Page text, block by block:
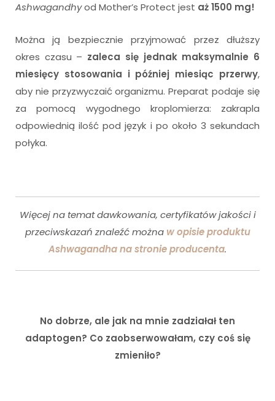
Ashwagandhyod Mother’s Protect jest aż 1500 mg!
Można ją bezpiecznie przyjmować przez dłuższy
okres czasu – zaleca się jednak maksymalnie 6
miesięcy stosowania i później miesiąc przerwy,
aby nie przyzwyczaić organizmu. Preparat podaje się
za pomocą wygodnego kroplomierza: zakrapla
odpowiednią ilość pod język i po około 3 sekundach
połyka.
Więcej na temat dawkowania, certyfikatów jakości i
przeciwskazań znaleźć można w opisie produktu
Ashwagandha na stronie producenta.
No dobrze, ale jak na mnie zadziałał ten
adaptogen? Co zaobserwowałam, czy coś się
zmieniło?